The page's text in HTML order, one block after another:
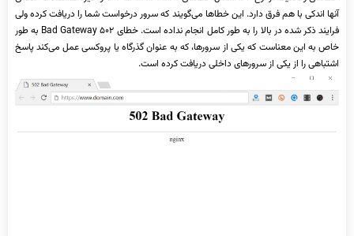
آنها اندکی با هم فرق دارد. این خطاها می‌گویند که سرور درخواست شما را دریافت کرده ولی
فرایند ذکر شده در بالا را به طور کامل انجام نداده است. خطای ۵۰۲ Bad Gateway به طور
خاص به این معناست که یکی از سرورها، که به عنوان گذرگاه یا پروکسی عمل می‌کند پاسخ
اشتباهی را از یکی از سرورهای داخلی دریافت کرده است.